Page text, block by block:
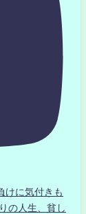
けに気付きも
の人生、貧し